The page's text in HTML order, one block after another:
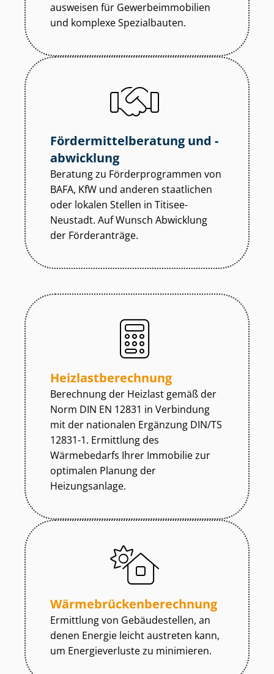
aus­wei­sen für Ge­wer­be­im­mo­bi­li­en
und komplexe Spezialbauten.
För­der­mit­tel­be­ra­tung und -
abwicklung
Beratung zu För­der­pro­gram­men von
BAFA, KfW und anderen staatlichen
oder lokalen Stellen in Titisee-
Neustadt. Auf Wunsch Abwicklung
der Förderanträge.
Heiz­last­be­rech­nung
Berechnung der Heizlast gemäß der
Norm DIN EN 12831 in Verbindung
mit der nationalen Ergänzung DIN/TS
12831-1. Ermittlung des
Wärmebedarfs Ihrer Immobilie zur
optimalen Planung der
Heizungsanlage.
Wär­me­brü­cken­be­rech­nung
Ermittlung von Gebäudestellen, an
denen Energie leicht austreten kann,
um Energieverluste zu minimieren.